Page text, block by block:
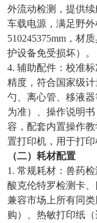
外流动检测，提供
车载电源，满足野
510245375mm，材
护设备免受损坏）。
4. 辅助配件：校准
精度，符合国家级
勺、离心管、移液
为准）、操作说明
容，配套内置操作
置打印机，用于打印
（二）耗材配置
1. 常规耗材：兽药
酸克伦特罗检测卡
兼容市场上所有同
购）、热敏打印纸